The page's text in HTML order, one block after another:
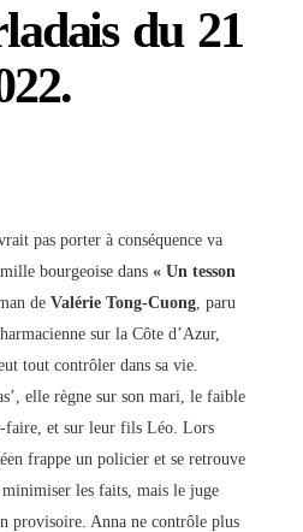
du 21
pas porter à conséquence va
bourgeoise dans « Un tesson
de Valérie Tong-Cuong, paru
sur la Côte d’Azur,
tout contrôler dans sa vie.
elle règne sur son mari, le faible
faire, et sur leur fils Léo. Lors
frappe un policier et se retrouve
les faits, mais le juge
provisoire. Anna ne contrôle plus